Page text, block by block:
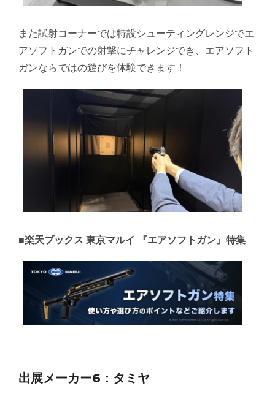
また試射コーナーでは特設シューティングレンジでエ
アソフトガンでの射撃にチャレンジでき、エアソフト
ガンならではの遊びを体験できます！
■楽天ブックス 東京マルイ 『エアソフトガン』特集
出展メーカー6：タミヤ